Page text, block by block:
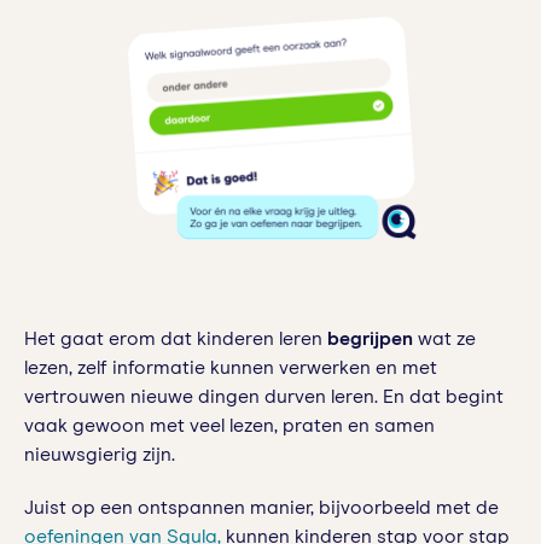
Het gaat erom dat kinderen leren begrijpen wat ze
lezen, zelf informatie kunnen verwerken en met
vertrouwen nieuwe dingen durven leren. En dat begint
vaak gewoon met veel lezen, praten en samen
nieuwsgierig zijn.
Juist op een ontspannen manier, bijvoorbeeld met de
oefeningen van Squla, kunnen kinderen stap voor stap